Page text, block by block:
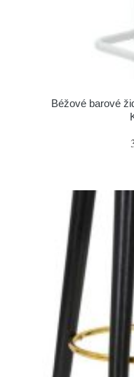
Béžové barové